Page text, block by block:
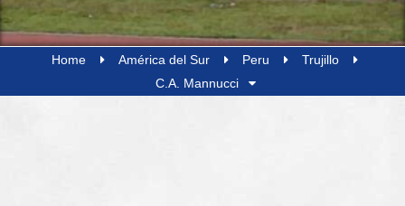
Home América del Sur Peru
Trujillo
C.A. Mannucci